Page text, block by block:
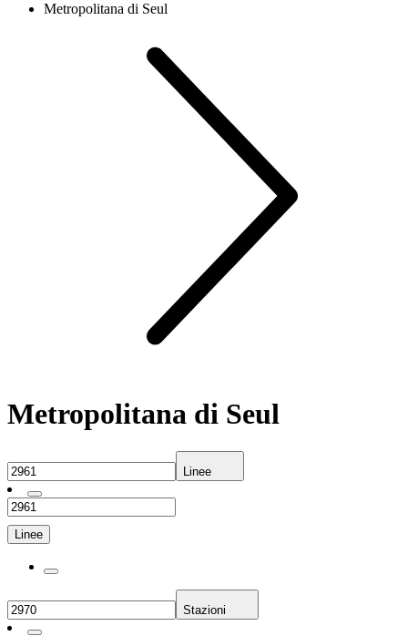
Metropolitana di Seul
Metropolitana di Seul
Linee
Linee
Stazioni